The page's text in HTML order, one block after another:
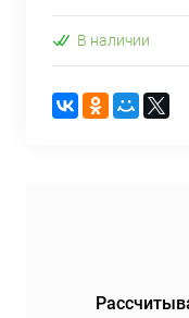
В наличии